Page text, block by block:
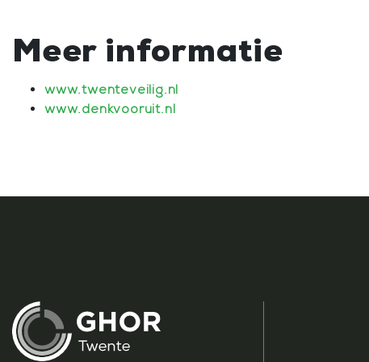
Meer informatie
www.twenteveilig.nl
www.denkvooruit.nl